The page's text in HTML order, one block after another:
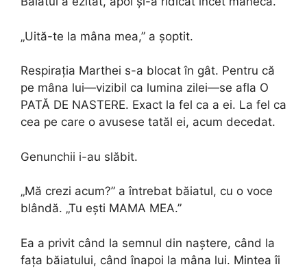
„Uită-te la mâna mea,” a șoptit.
Respirația Marthei s-a blocat în gât. Pentru că
pe mâna lui—vizibil ca lumina zilei—se afla O
PATĂ DE NASTERE. Exact la fel ca a ei. La fel ca
cea pe care o avusese tatăl ei, acum decedat.
Genunchii i-au slăbit.
„Mă crezi acum?” a întrebat băiatul, cu o voce
blândă. „Tu ești MAMA MEA.”
Ea a privit când la semnul din naștere, când la
fața băiatului, când înapoi la mâna lui. Mintea îi